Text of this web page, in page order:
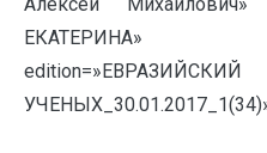
ЕКАТЕРИНА»